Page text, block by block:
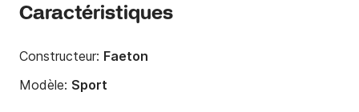
Caractéristiques
Constructeur: Faeton
Modèle: Sport